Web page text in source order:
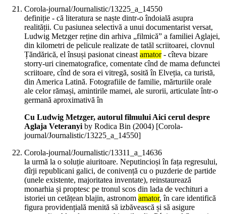
Corola-journal/Journalistic/13225_a_14550
definiție - că literatura se naște dintr-o îndoială asupra
realității. Cu pasiunea selectivă a unui documentarist versat,
Ludwig Metzger reține din arhiva „filmică” a familiei Aglajei,
din kilometri de pelicule realizate de tatăl scriitoarei, clovnul
Țăndărică, el însuși pasionat cineastamator- cîteva bizare
storry-uri cinematografice, comentate cînd de mama defunctei
scriitoare, cînd de sora ei vitregă, sosită în Elveția, ca turistă,
din America Latină. Fotografiile de familie, mărturiile orale
ale celor rămași, amintirile mamei, ale surorii, articulate într-o
germană aproximativă în
Cu Ludwig Metzger, autorul filmului Aici cerul despre
Aglaja Veteranyiby Rodica Bin (2004) [Corola-
journal/Journalistic/13225_a_14550]
Corola-journal/Journalistic/13311_a_14636
la urmă la o soluție aiuritoare. Neputincioși în fața regresului,
dîrji republicani galici, de conivență cu o puzderie de partide
(unele existente, majoritatea inventate), reinstaurează
monarhia și proptesc pe tronul scos din lada de vechituri a
istoriei un cetățean blajin, astronom amator, în care identifică
figura providențială menită să izbăvească și să asigure